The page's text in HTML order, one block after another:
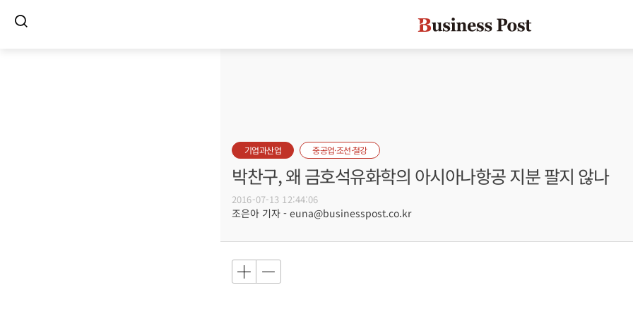
기업과산업 중공업·조선·철강
박찬구, 왜 금호석유화학의 아시아나항공 지분 팔지 않나
2016-07-13 12:44:06
조은아 기자 - euna@businesspost.co.kr